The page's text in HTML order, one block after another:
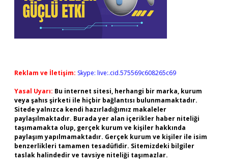
Reklam ve İletişim: Skype: live:.cid.575569c608265c69
Yasal Uyarı: Bu internet sitesi, herhangi bir marka, kurum
veya şahıs şirketi ile hiçbir bağlantısı bulunmamaktadır.
Sitede yalnızca kendi hazırladığımız makaleler
paylaşılmaktadır. Burada yer alan içerikler haber niteliği
taşımamakta olup, gerçek kurum ve kişiler hakkında
paylaşım yapılmamaktadır. Gerçek kurum ve kişiler ile isim
benzerlikleri tamamen tesadüfidir. Sitemizdeki bilgiler
taslak halindedir ve tavsiye niteliği taşımazlar.